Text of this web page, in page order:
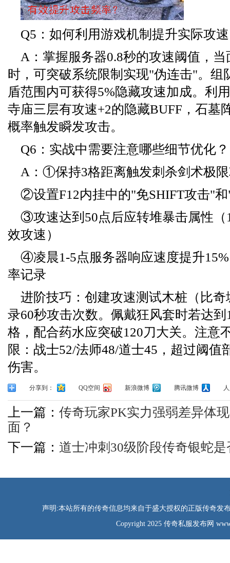
Q5：如何利用游戏机制提升实际攻
A：掌握服务器0.8秒的攻速阈值，
时，可突破系统限制实现"伪连击"。组
盾范围内可获得5%隐藏攻速加成。利
寺庙三层有攻速+2的隐藏BUFF，石墓
概率触发瞬发攻击。
Q6：实战中需要注意哪些细节优化？
A：①保持3格距离触发刺杀剑术极
②设置F12内挂中的"免SHIFT攻击"
③攻速达到50点后应转堆暴击属性（
效攻速）
④凌晨1-5点服务器响应速度提升
率记录
进阶技巧：创建攻速测试木桩（比
录60秒攻击次数。佩戴狂风套时若达
格，配合药水应突破120刀大关。注意
限：战士52/法师48/道士45，超过阈值
伤害。
分享到： QQ空间 新浪微博 腾讯微博
上一篇： 传奇玩家PK实力强弱差异体
面？
下一篇： 道士冲刺30级阶段传奇银蛇
声明:本站所有的传奇信息均来自于盛大授权的正版传奇发
Copyright 2025 传奇私服发布网